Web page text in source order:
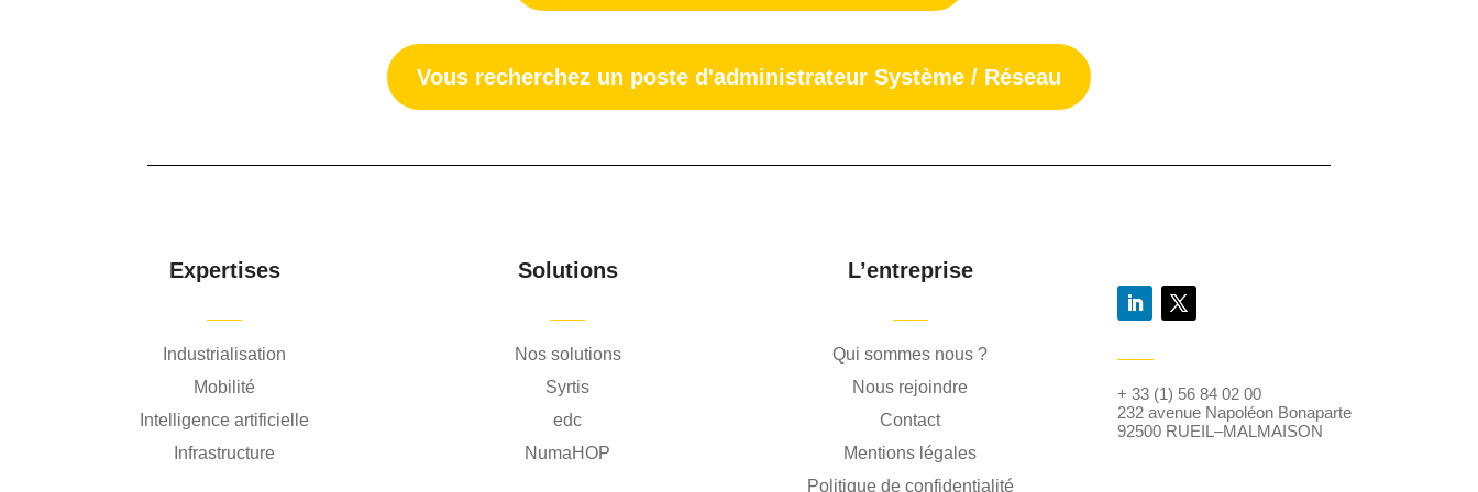
Vous recherchez un poste d'administrateur Système / Réseau
Expertises
Industrialisation
Mobilité
Intelligence artificielle
Infrastructure
Solutions
Nos solutions
Syrtis
edc
NumaHOP
L’entreprise
Qui sommes nous ?
Nous rejoindre
Contact
Mentions légales
Politique de confidentialité
+ 33 (1) 56 84 02 00
232 avenue Napoléon Bonaparte
92500 RUEIL–MALMAISON